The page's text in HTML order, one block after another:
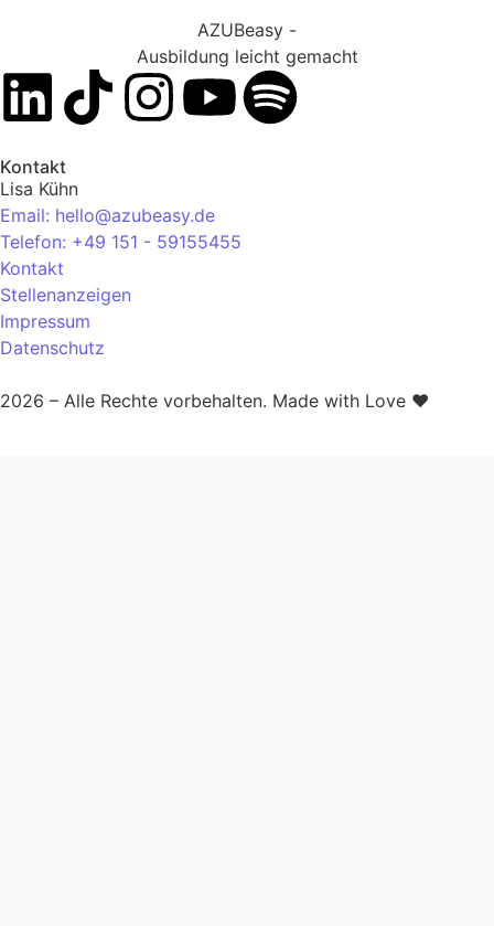
AZUBeasy -
Ausbildung leicht gemacht
Kontakt
Lisa Kühn
Email: hello@azubeasy.de
Telefon: +49 151 - 59155455
Kontakt
Stellenanzeigen
Impressum
Datenschutz
2026 – Alle Rechte vorbehalten. Made with Love ❤️